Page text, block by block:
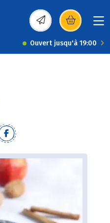
(s’ouvre dans une
Ouvert jusqu'à 19:00